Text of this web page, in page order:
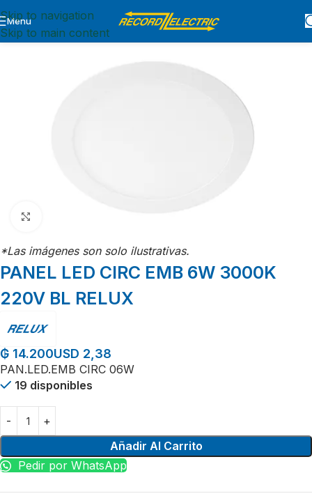
Skip to navigation
Skip to main content
Menu
Inicio ILUMINACION PRODUCTOS DE ILUMINACION LED
*Las imágenes son solo ilustrativas.
PANEL LED CIRC EMB 6W 3000K
220V BL RELUX
₲ 14.200USD 2,38
PAN.LED.EMB CIRC 06W
19 disponibles
Añadir Al Carrito
Pedir por WhatsApp